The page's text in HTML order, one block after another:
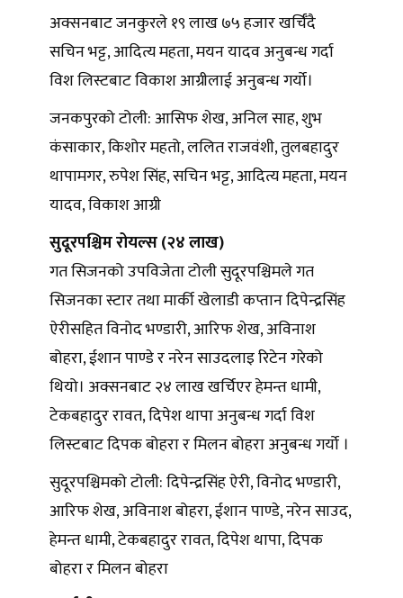
अक्सनबाट जनकुरले १९ लाख ७५ हजार खर्चिँदै
सचिन भट्ट, आदित्य महता, मयन यादव अनुबन्ध गर्दा
विश लिस्टबाट विकाश आग्रीलाई अनुबन्ध गर्यो।
जनकपुरको टोली: आसिफ शेख, अनिल साह, शुभ
कंसाकार, किशोर महतो, ललित राजवंशी, तुलबहादुर
थापामगर, रुपेश सिंह, सचिन भट्ट, आदित्य महता, मयन
यादव, विकाश आग्री
सुदूरपश्चिम रोयल्स (२४ लाख)
गत सिजनको उपविजेता टोली सुदूरपश्चिमले गत
सिजनका स्टार तथा मार्की खेलाडी कप्तान दिपेन्द्रसिंह
ऐरीसहित विनोद भण्डारी, आरिफ शेख, अविनाश
बोहरा, ईशान पाण्डे र नरेन साउदलाइ रिटेन गरेको
थियो। अक्सनबाट २४ लाख खर्चिएर हेमन्त धामी,
टेकबहादुर रावत, दिपेश थापा अनुबन्ध गर्दा विश
लिस्टबाट दिपक बोहरा र मिलन बोहरा अनुबन्ध गर्यो ।
सुदूरपश्चिमको टोली: दिपेन्द्रसिंह ऐरी, विनोद भण्डारी,
आरिफ शेख, अविनाश बोहरा, ईशान पाण्डे, नरेन साउद,
हेमन्त धामी, टेकबहादुर रावत, दिपेश थापा, दिपक
बोहरा र मिलन बोहरा